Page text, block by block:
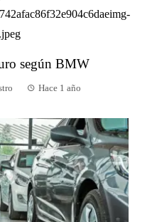
según BMW
Hace 1 año